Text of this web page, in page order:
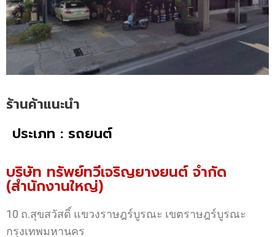
ร้านค้าแนะนำ
ประเภท : รถยนต์
บริษัท ทรัพย์ทวีเจริญยางยนต์ จำกัด
(สำนักงานใหญ่)
10 ถ.สุขสวัสดิ์ แขวงราษฎร์บูรณะ เขตราษฎร์บูรณะ
กรุงเทพมหานคร